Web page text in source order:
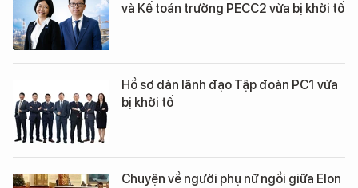
và Kế toán trưởng PECC2 vừa bị khởi tố
Hồ sơ dàn lãnh đạo Tập đoàn PC1 vừa
bị khởi tố
Chuyện về người phụ nữ ngồi giữa Elon